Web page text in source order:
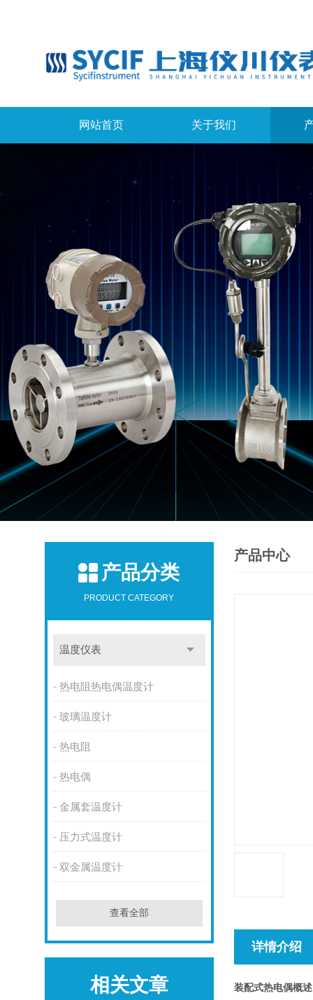
网站首页 关于我们
产品分类
PRODUCT CATEGORY
温度仪表
热电阻热电偶温度计
玻璃温度计
热电阻
热电偶
金属套温度计
压力式温度计
双金属温度计
查看全部
相关文章
产品中心
详情介绍
装配式热电偶概述